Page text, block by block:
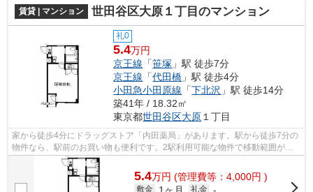
賃貸 | マンション 世田谷区大原１丁目のマンション
礼0
5.4万円
京王線 「笹塚 」駅 徒歩7分
京王線 「代田橋 」駅 徒歩4分
小田急小田原線 「下北沢 」駅 徒歩14分
築41年 / 18.32㎡
東京都世田谷区大原１丁目
家から徒歩4分にドラッグストア「内田薬局」があります。駅から徒歩7分の
物件なら、駅前のお買い物も便利です。2駅利用可能な物件で移動範囲が広
がります。今ニーズの高いマンションは...
5.4万円 (管理費等：4,000円 )
敷金 1ヶ月 礼金